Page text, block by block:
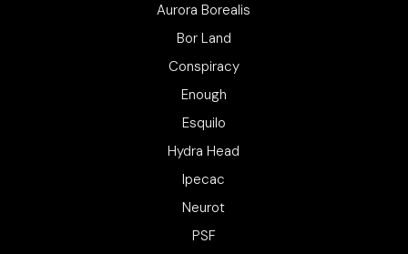
Aurora Borealis
Bor Land
Conspiracy
Enough
Esquilo
Hydra Head
Ipecac
Neurot
PSF